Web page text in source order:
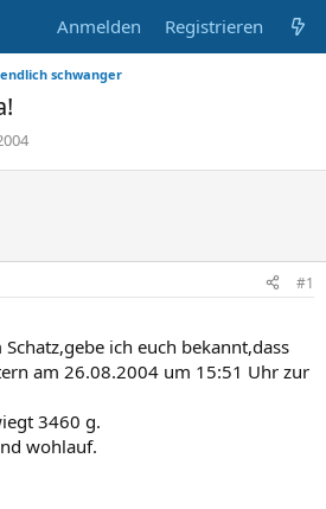
Anmelden Registrieren
schwanger
#1
ich euch bekannt,dass
am 26.08.2004 um 15:51 Uhr zur
3460 g.
wohlauf.